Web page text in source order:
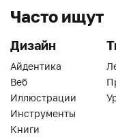
Часто ищут
Дизайн
Айдентика
Веб
Иллюстрации
Инструменты
Книги